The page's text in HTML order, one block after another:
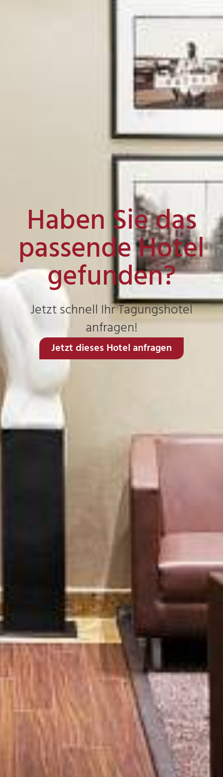
Haben Sie das
passende Hotel
gefunden?
Jetzt schnell Ihr Tagungshotel
anfragen!
Jetzt dieses Hotel anfragen